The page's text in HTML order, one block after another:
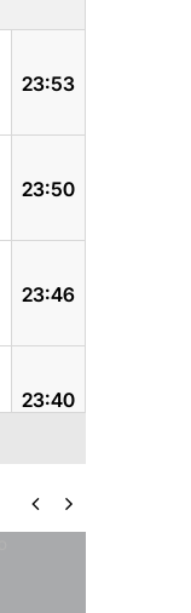
23:53
23:50
23:46
23:40
23:32